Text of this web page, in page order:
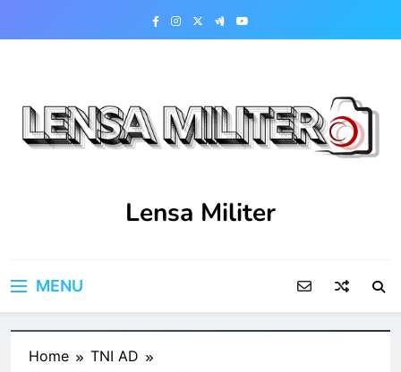
Lensa Militer
MENU
Home
TNI AD